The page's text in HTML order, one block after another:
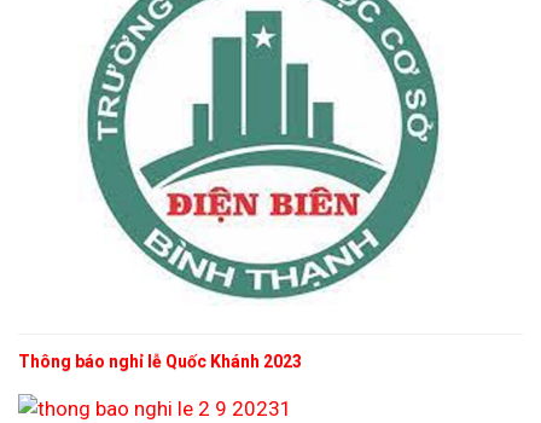
Thông báo nghỉ lễ Quốc Khánh 2023